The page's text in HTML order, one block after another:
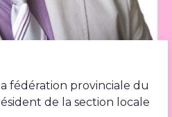
fédération provinciale du
de la section locale